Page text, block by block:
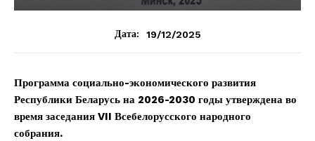
Дата: 19/12/2025
Программа социально-экономического развития
Республики Беларусь на 2026-2030 годы утверждена во
время заседания VII Всебелорусского народного
собрания.